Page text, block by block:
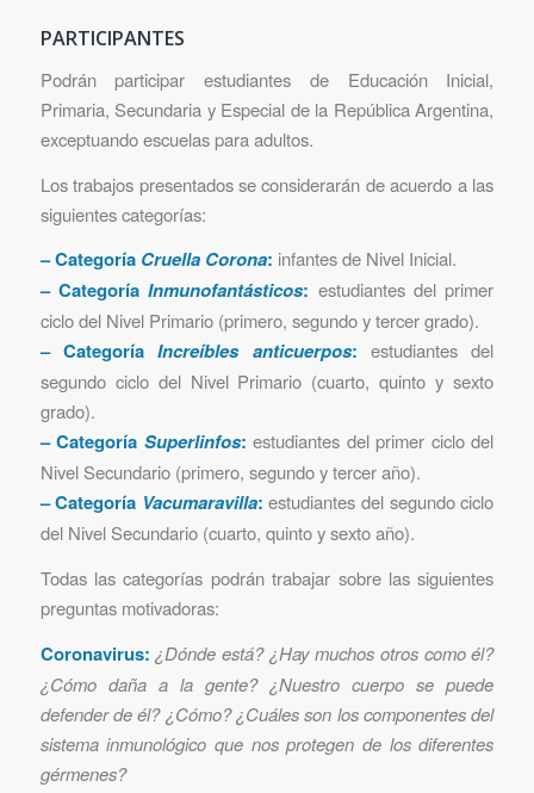
PARTICIPANTES
Podrán participar estudiantes de Educación Inicial,
Primaria, Secundaria y Especial de la República Argentina,
exceptuando escuelas para adultos.
Los trabajos presentados se considerarán de acuerdo a las
siguientes categorías:
– Categoría Cruella Corona: infantes de Nivel Inicial.
– CategoríaInmunofantásticos: estudiantes del primer
ciclo del Nivel Primario (primero, segundo y tercer grado).
– CategoríaIncreíbles anticuerpos: estudiantes del
segundo ciclo del Nivel Primario (cuarto, quinto y sexto
grado).
– Categoría Superlinfos: estudiantes del primer ciclo del
Nivel Secundario (primero, segundo y tercer año).
– Categoría Vacumaravilla: estudiantes del segundo ciclo
del Nivel Secundario (cuarto, quinto y sexto año).
Todas las categorías podrán trabajar sobre las siguientes
preguntas motivadoras:
Coronavirus: ¿Dónde está? ¿Hay muchos otros como él?
¿Cómo daña a la gente? ¿Nuestro cuerpo se puede
defender de él? ¿Cómo? ¿Cuáles son los componentes del
sistema inmunológico que nos protegen de los diferentes
gérmenes?